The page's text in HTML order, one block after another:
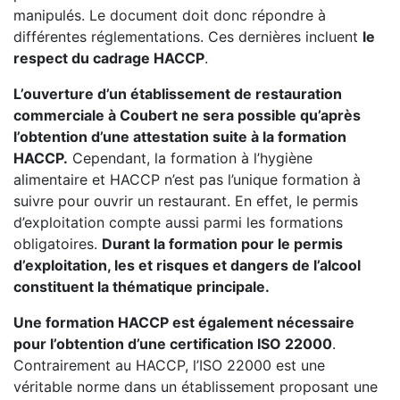
manipulés. Le document doit donc répondre à
différentes réglementations. Ces dernières incluent le
respect du cadrage HACCP.
L’ouverture d’un établissement de restauration
commerciale à Coubert ne sera possible qu’après
l’obtention d’une attestation suite à la formation
HACCP. Cependant, la formation à l’hygiène
alimentaire et HACCP n’est pas l’unique formation à
suivre pour ouvrir un restaurant. En effet, le permis
d’exploitation compte aussi parmi les formations
obligatoires. Durant la formation pour le permis
d’exploitation, les et risques et dangers de l’alcool
constituent la thématique principale.
Une formation HACCP est également nécessaire
pour l’obtention d’une certification ISO 22000.
Contrairement au HACCP, l’ISO 22000 est une
véritable norme dans un établissement proposant une